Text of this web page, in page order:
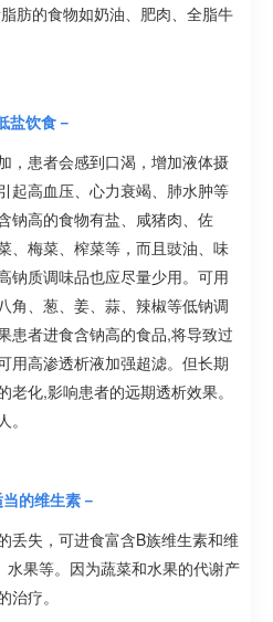
的食物如奶油、肥肉、全脂牛
盐饮食－
患者会感到口渴，增加液体摄
起高血压、心力衰竭、肺水肿等
钠高的食物有盐、咸猪肉、佐
、梅菜、榨菜等，而且豉油、味
钠质调味品也应尽量少用。可用
角、葱、姜、蒜、辣椒等低钠调
患者进食含钠高的食品,将导致过
用高渗透析液加强超滤。但长期
化,影响患者的远期透析效果。
的维生素－
失，可进食富含B族维生素和维
果等。因为蔬菜和水果的代谢产
疗。